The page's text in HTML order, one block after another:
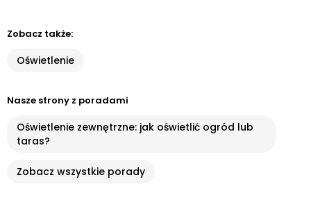
Zobacz także:
Oświetlenie
Nasze strony z poradami
Oświetlenie zewnętrzne: jak oświetlić ogród lub
taras?
Zobacz wszystkie porady